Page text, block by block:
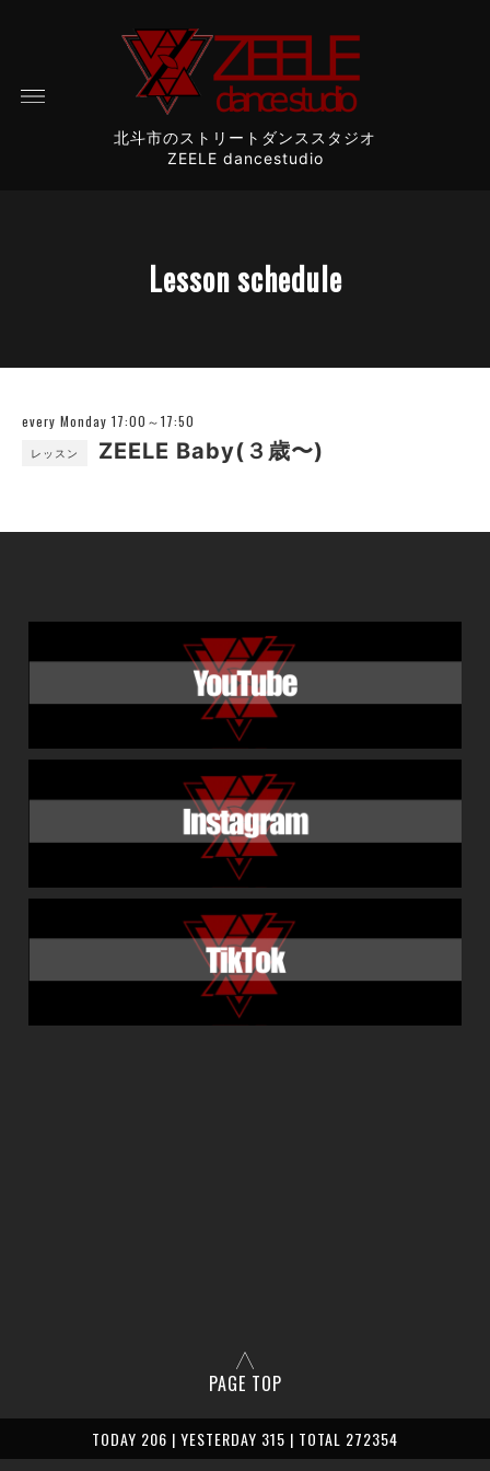
北斗市のストリートダンススタジオ
ZEELE dancestudio
Lesson schedule
every Monday 17:00～17:50
レッスン ZEELE Baby(３歳〜)
PAGE TOP
TODAY 206 | YESTERDAY 315 | TOTAL 272354